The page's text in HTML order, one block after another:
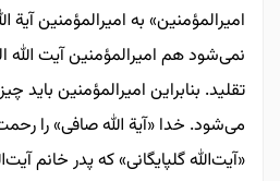
امیرالمؤمنین» به امیرالمؤمنین
نمی‌شود هم امیرالمؤمنین آیت
تقلید. بنابراین امیرالمؤمنین
می‌شود. خدا «آیة الله صافی» را
«آیت‌الله گلپایگانی» که پدر خانم